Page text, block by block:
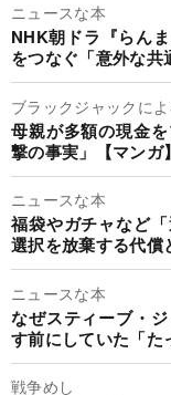
ニュースな本
NHK朝ドラ『らん
をつなぐ「意外な共
ブラックジャックによ
母親が多額の現金
撃の事実」【マンガ】
ニュースな本
福袋やガチャなど
選択を放棄する代償
ニュースな本
なぜスティーブ・
す前にしていた「た
戦争めし